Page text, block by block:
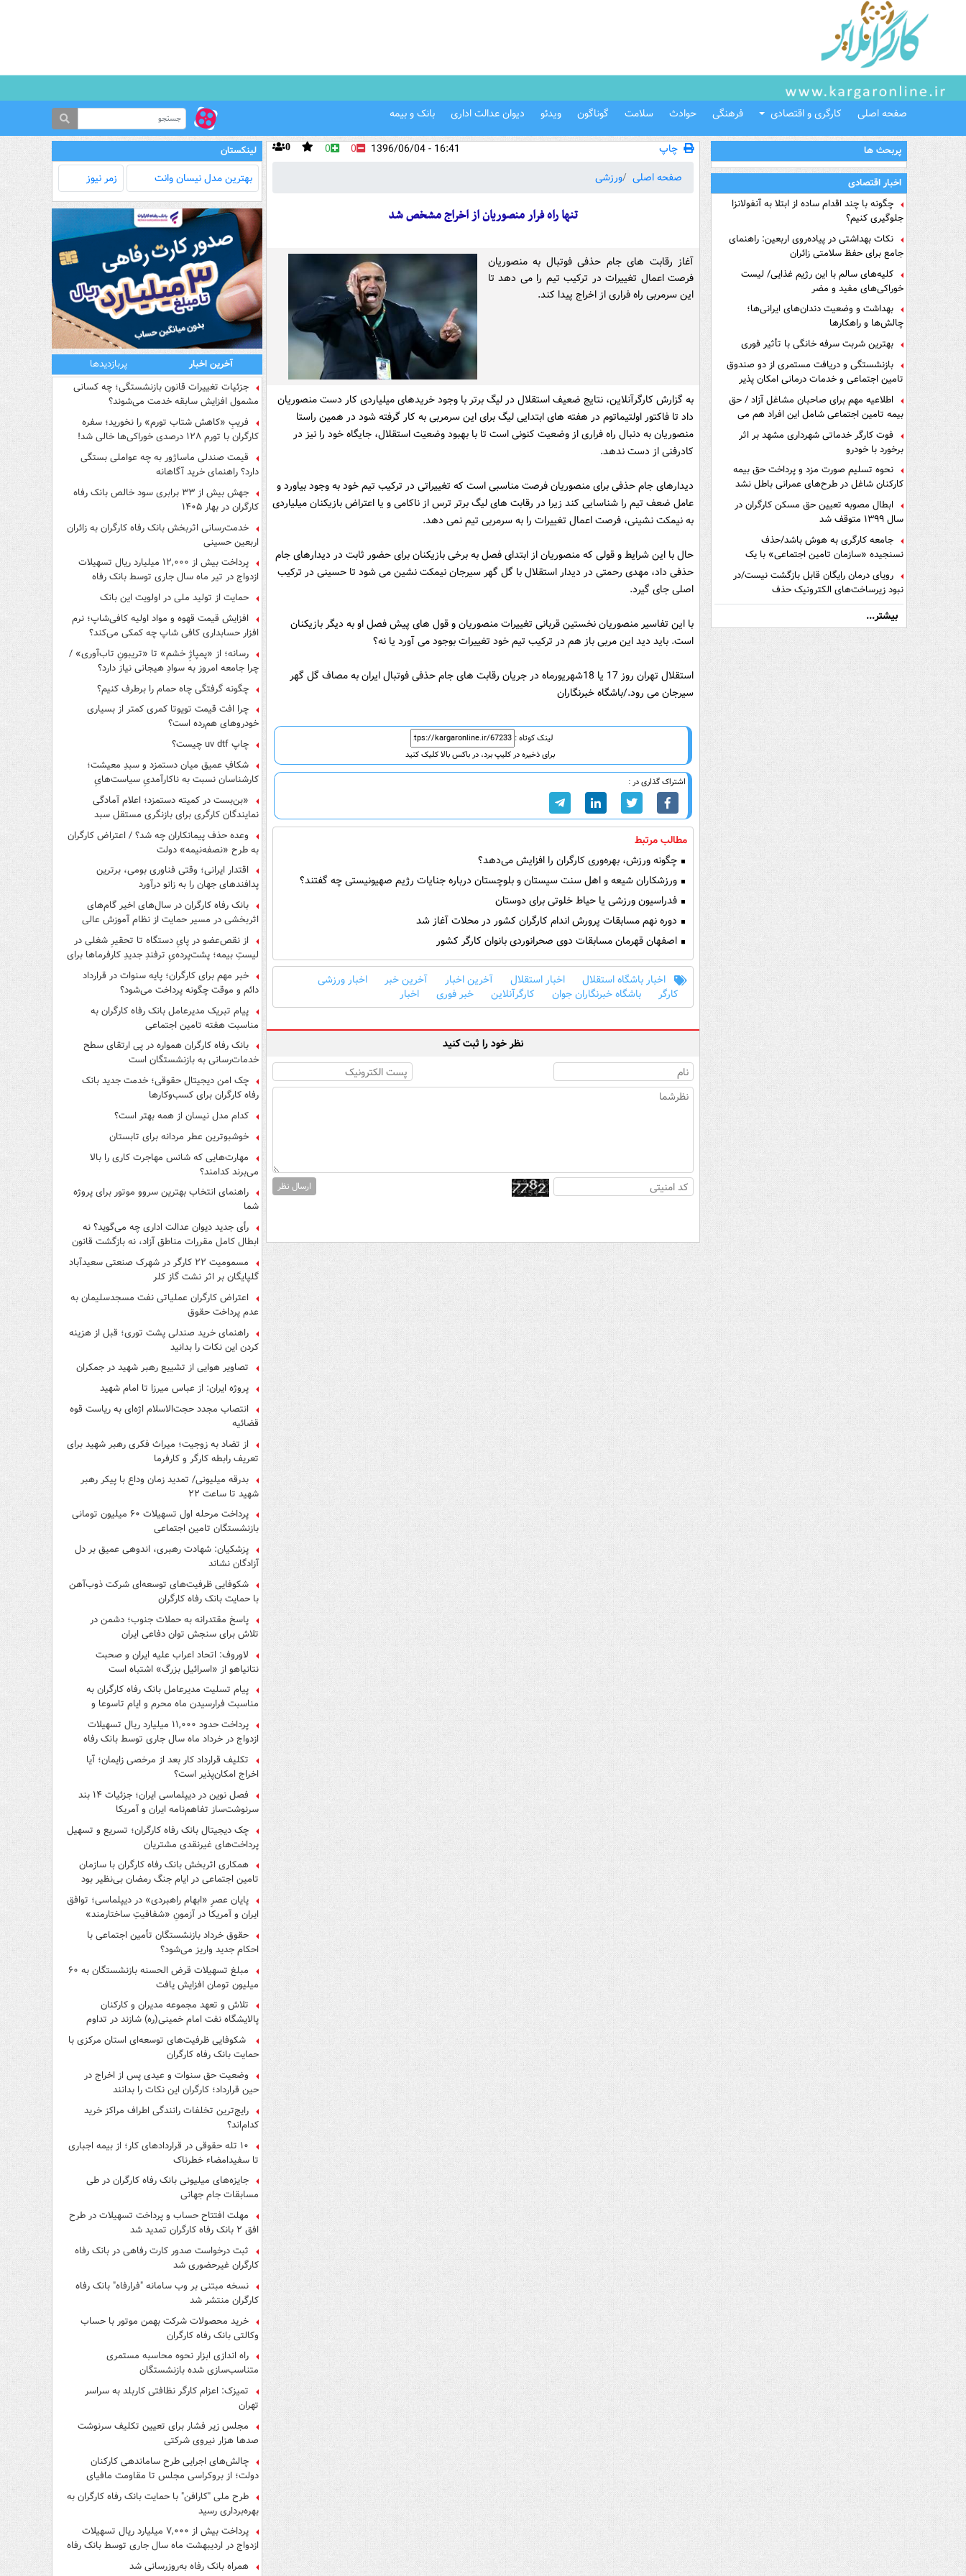
صفحه اصلی کارگری و اقتصادی فرهنگی حوادث سلامت گوناگون ویدئو دیوان عدالت اداری بانک و بیمه
پربحث ها
اخبار اقتصادی
چگونه با چند اقدام ساده از ابتلا به آنفولانزا
جلوگیری کنیم؟
نکات بهداشتی در پیاده‌روی اربعین: راهنمای
جامع برای حفظ سلامتی زائران
کلیه‌های سالم با این رژیم غذایی/ لیست
خوراکی‌های مفید و مضر
بهداشت و وضعیت دندان‌های ایرانی‌ها؛
چالش‌ها و راهکارها
بهترین شربت سرفه خانگی با تأثیر فوری
بازنشستگی و دریافت مستمری از دو صندوق
تامین اجتماعی و خدمات درمانی امکان پذیر
است ؟
اطلاعیه مهم برای صاحبان مشاغل آزاد / حق
بیمه تامین اجتماعی شامل این افراد هم می
شودفوت کارگر خدماتی شهرداری مشهد بر اثر
برخورد با خودرو
نحوه تسلیم صورت مزد و پرداخت حق بیمه
کارکنان شاغل در طرح‌های عمرانی باطل نشد
ابطال مصوبه تعیین حق مسکن کارگران در
سال ۱۳۹۹ متوقف شد
جامعه کارگری به هوش باشد/حذف
نسنجیده «سازمان تامین اجتماعی» با یک
تفاهم نامه!
رویای درمان رایگان قابل بازگشت نیست/در
نبود زیرساخت‌های الکترونیک حذف
دفترچه‌های بیمه اشتباه مضاعف است
بیشتر...
چاپ 0 0 0
16:41 - 1396/06/04
صفحه اصلی
ورزشی
تنها راه فرار منصوریان از اخراج مشخص شد
آغاز رقابت های جام حذفی فوتبال به منصوریان
فرصت اعمال تغییرات در ترکیب تیم را می دهد تا
این سرمربی راه فراری از اخراج پیدا کند.
به گزارش کارگرآنلاین، نتایج ضعیف استقلال در لیگ برتر با وجود خریدهای میلیاردی کار دست منصوریان
داد تا فاکتور اولتیماتوم در هفته های ابتدایی لیگ برای این سرمربی به کار گرفته شود در همین راستا
منصوریان به دنبال راه فراری از وضعیت کنونی است تا با بهبود وضعیت استقلال، جایگاه خود را نیز در
کادرفنی از دست ندهد.
دیدارهای جام حذفی برای منصوریان فرصت مناسبی است که تغییراتی در ترکیب تیم خود به وجود بیاورد و
عامل ضعف تیم را شناسایی کند زیرا در رقابت های لیگ برتر ترس از ناکامی و یا اعتراض بازیکنان میلیاردی
به نیمکت نشینی، فرصت اعمال تغییرات را به سرمربی تیم نمی دهد.
حال با این شرایط و قولی که منصوریان از ابتدای فصل به برخی بازیکنان برای حضور ثابت در دیدارهای جام
حذفی داد، مهدی رحمتی در دیدار استقلال با گل گهر سیرجان نیمکت نشین می شود تا حسینی در ترکیب
اصلی جای گیرد.
با این تفاسیر منصوریان نخستین قربانی تغییرات منصوریان و قول های پیش فصل او به دیگر بازیکنان
است. باید دید این مربی باز هم در ترکیب تیم خود تغییرات بوجود می آورد یا نه؟
استقلال تهران روز 17 یا 18شهریورماه در جریان رقابت های جام حذفی فوتبال ایران به مصاف گل گهر
سیرجان می رود./باشگاه خبرنگاران
لینک کوتاه :
برای ذخیره در کلیپ برد، در باکس بالا کلیک کنید
اشتراک گذاری در :
مطالب مرتبط
چگونه ورزش، بهره‌وری کارگران را افزایش می‌دهد؟
ورزشکاران شیعه و اهل سنت سیستان و بلوچستان درباره جنایات رژیم صهیونیستی چه گفتند؟
فدراسیون ورزشی یا حیاط خلوتی برای دوستان
دوره نهم مسابقات پرورش اندام کارگران کشور در محلات آغاز شد
اصفهان قهرمان مسابقات دوی صحرانوردی بانوان کارگر کشور
اخبار باشگاه استقلال اخبار استقلال آخرین اخبار آخرین خبر
اخبار ورزشی
کارگر
باشگاه خبرنگاران جوان کارگرآنلاین خبر فوری اخبار
نظر خود را ثبت کنید
ارسال نظر
لینکستان
بهترین مدل‌ نیسان وانت زمر نیوز
آخرین اخبار
پربازدیدها
جزئیات تغییرات قانون بازنشستگی؛ چه کسانی
مشمول افزایش سابقه خدمت می‌شوند؟
فریبِ «کاهش شتاب تورم» را نخورید؛ سفره
کارگران با تورم ۱۲۸ درصدی خوراکی‌ها خالی شد!
قیمت صندلی ماساژور به چه عواملی بستگی
دارد؟ راهنمای خرید آگاهانه
جهش بیش از ۳۳ برابری سود خالص بانک رفاه
کارگران در بهار ۱۴۰۵
خدمت‌رسانی اثربخش بانک رفاه کارگران به زائران
اربعین حسینی
پرداخت بیش از ۱۲,۰۰۰ میلیارد ریال تسهیلات
ازدواج در تیر ماه سال جاری توسط بانک رفاه
کارگران
حمایت از تولید ملی در اولویت این بانک
افزایش قیمت قهوه و مواد اولیه کافی‌شاپ؛ نرم
افزار حسابداری کافی شاپ چه کمکی می‌کند؟
رسانه؛ از «پمپاژِ خشم» تا «تریبونِ تاب‌آوری» /
چرا جامعه امروز به سوادِ هیجانی نیاز دارد؟
چگونه گرفتگی چاه حمام را برطرف کنیم؟
چرا افت قیمت تویوتا کمری کمتر از بسیاری
خودروهای هم‌رده است؟
چاپ uv dtf چیست؟
شکافِ عمیق میان دستمزد و سبدِ معیشت؛
کارشناسان نسبت به ناکارآمدیِ سیاست‌هایِ
حمایتی هشدار دادند
«بن‌بست در کمیته دستمزد؛ اعلام آمادگی
نمایندگان کارگری برای بازنگری مستقل سبد
وعده حذف پیمانکاران چه شد؟ / اعتراض کارگران
به طرح «نصفه‌نیمه» دولت
اقتدار ایرانی؛ وقتی فناوری بومی، برترین
پدافندهای جهان را به زانو درآورد
بانک رفاه کارگران در سال‌های اخیر گام‌های
اثربخشی در مسیر حمایت از نظام آموزش عالی
برداشته است
از نقص‌عضو در پایِ دستگاه تا تحقیرِ شغلی در
لیستِ بیمه؛ پشت‌پرده‌یِ ترفندِ جدیدِ کارفرماها برای
فرار از قانون چیست؟
خبر مهم برای کارگران؛ پایه سنوات در قرارداد
دائم و موقت چگونه پرداخت می‌شود؟
پیام تبریک مدیرعامل بانک رفاه کارگران به
مناسبت هفته تامین اجتماعی
بانک رفاه کارگران همواره در پی ارتقای سطح
خدمات‌رسانی به بازنشستگان است
چک امن دیجیتال حقوقی؛ خدمت جدید بانک
رفاه کارگران برای کسب‌وکارها
کدام مدل نیسان از همه بهتر است؟
خوشبوترین عطر مردانه برای تابستان
مهارت‌هایی که شانس مهاجرت کاری را بالا
می‌برند کدامند؟
راهنمای انتخاب بهترین سروو موتور برای پروژه
شما
رأی جدید دیوان عدالت اداری چه می‌گوید؟ نه
ابطال کامل مقررات مناطق آزاد، نه بازگشت قانون
مسمومیت ۲۲ کارگر در شهرک صنعتی سعیدآباد
گلپایگان بر اثر نشت گاز کلر
اعتراض کارگران عملیاتی نفت مسجدسلیمان به
عدم پرداخت حقوق
راهنمای خرید صندلی پشت توری؛ قبل از هزینه
کردن این نکات را بدانید
تصاویر هوایی از تشییع رهبر شهید در جمکران
پروژه ایران: از عباس میرزا تا امام شهید
انتصاب مجدد حجت‌الاسلام اژه‌ای به ریاست قوه‌
قضائیه
از تضاد به زوجیت؛ میراث فکری رهبر شهید برای
تعریف رابطه کارگر و کارفرما
بدرقه میلیونی/ تمدید زمان وداع با پیکر رهبر
شهید تا ساعت ۲۲
پرداخت مرحله اول تسهیلات ۶۰ میلیون تومانی
بازنشستگان تامین اجتماعی
پزشکیان: شهادت رهبری، اندوهی عمیق بر دل
آزادگان نشاند
شکوفایی ظرفیت‌های توسعه‌ای شرکت ذوب‌آهن
با حمایت‌ بانک رفاه کارگران
پاسخ مقتدرانه به حملات جنوب؛ دشمن در
تلاش برای سنجش توان دفاعی ایران
لاوروف: اتحاد اعراب علیه ایران و صحبت
نتانیاهو از «اسرائیل بزرگ» اشتباه است
پیام تسلیت مدیرعامل بانک رفاه کارگران به
مناسبت فرارسیدن ماه محرم و ایام تاسوعا و
عاشورای حسینی
پرداخت حدود ۱۱,۰۰۰ میلیارد ریال تسهیلات
ازدواج در خرداد ماه سال جاری توسط بانک رفاه
کارگران
تکلیف قرارداد کار بعد از مرخصی زایمان؛ آیا
اخراج امکان‌پذیر است؟
فصل نوین در دیپلماسی ایران؛ جزئیات ۱۴ بند
سرنوشت‌ساز تفاهم‌نامه ایران و آمریکا
چک دیجیتال بانک رفاه کارگران؛ تسریع و تسهیل
پرداخت‌های غیرنقدی مشتریان
همکاری اثربخش بانک رفاه کارگران با سازمان
تامین اجتماعی در ایام جنگ رمضان بی‌نظیر بود
پایان عصرِ «ابهام راهبردی» در دیپلماسی؛ توافق
ایران و آمریکا در آزمونِ «شفافیتِ ساختارمند»
حقوق خرداد بازنشستگان تأمین اجتماعی با
احکام جدید واریز می‌شود؟
مبلغ تسهیلات قرض الحسنه بازنشستگان به ۶۰
میلیون تومان افزایش یافت
تلاش و تعهد مجموعه مدیران و کارکنان
پالایشگاه نفت امام خمینی(ره) شازند در تداوم
تولید در ایام جنگ رمضان، شایسته قدردانی است
شکوفایی ظرفیت‌های توسعه‌ای استان مرکزی با
حمایت بانک رفاه کارگران
وضعیت حق سنوات و عیدی پس از اخراج در
حین قرارداد؛ کارگران این نکات را بدانند
رایج‌ترین تخلفات رانندگی اطراف مراکز خرید
کدام‌اند؟
۱۰ تله حقوقی در قراردادهای کار؛ از بیمه اجباری
تا سفیدامضاء خطرناک
جایزه‌های میلیونی بانک رفاه کارگران در طی
مسابقات جام جهانی
مهلت افتتاح حساب و پرداخت تسهیلات در طرح
افق ۲ بانک رفاه کارگران تمدید شد
ثبت درخواست صدور کارت رفاهی در بانک رفاه
کارگران غیرحضوری شد
نسخه مبتنی بر وب سامانه "فرارفاه" بانک رفاه
کارگران منتشر شد
خرید محصولات شرکت بهمن موتور با حساب
وکالتی بانک رفاه کارگران
راه اندازی ابزار نحوه محاسبه مستمری
متناسب‌سازی شده بازنشستگان
تمیزک: اعزام کارگر نظافتی کاربلد به سراسر
تهران
مجلس زیر فشار برای تعیین تکلیف سرنوشت
صدها هزار نیروی شرکتی
چالش‌های اجرایی طرح ساماندهی کارکنان
دولت؛ از بروکراسی مجلس تا مقاومت مافیای
واسطه‌گری
طرح ملی "کارافن" با حمایت بانک رفاه کارگران به
بهره‌برداری رسید
پرداخت بیش از ۷,۰۰۰ میلیارد ریال تسهیلات
ازدواج در اردیبهشت ماه سال جاری توسط بانک رفاه
کارگران
همراه بانک رفاه به‌روزرسانی شد